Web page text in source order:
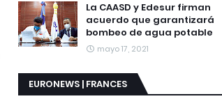
La CAASD y Edesur firman
acuerdo que garantizará
bombeo de agua potable
mayo 17, 2021
EURONEWS | FRANCES